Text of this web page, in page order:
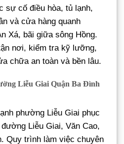
sự cố điều hòa, tủ lạnh,
và cửa hàng quanh
Xá, bãi giữa sông Hồng.
nơi, kiểm tra kỹ lưỡng,
chữa an toàn và bền lâu.
Liễu Giai Quận Ba Đình
phường Liễu Giai phục
Liễu Giai, Văn Cao,
Quy trình làm việc chuyên